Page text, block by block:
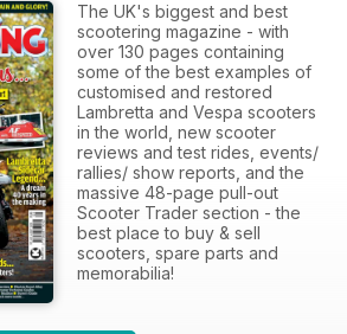
The UK's biggest and best
scootering magazine - with
over 130 pages containing
some of the best examples of
customised and restored
Lambretta and Vespa scooters
in the world, new scooter
reviews and test rides, events/
rallies/ show reports, and the
massive 48-page pull-out
Scooter Trader section - the
best place to buy & sell
scooters, spare parts and
memorabilia!